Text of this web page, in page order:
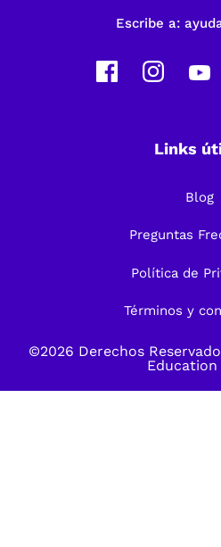
Escribe a:
Links
Blog
Preguntas
Política de
Términos y
©2026 Derechos
Education